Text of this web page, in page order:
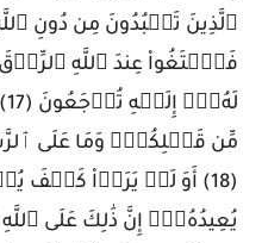
ٱلَّذِينَ تَعۡبُدُونَ مِن دُونِ
فَٱبۡتَغُواْ عِندَ ٱللَّهِ
مِّن قَبۡلِكُمۡۖ وَمَا عَلَى
(18) أَوَ لَمۡ يَرَوۡاْ